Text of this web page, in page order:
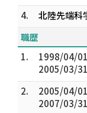
4.
北陸先端科
職歴
1.
1998/04/
2005/03/31
2.
2005/04/
2007/03/31